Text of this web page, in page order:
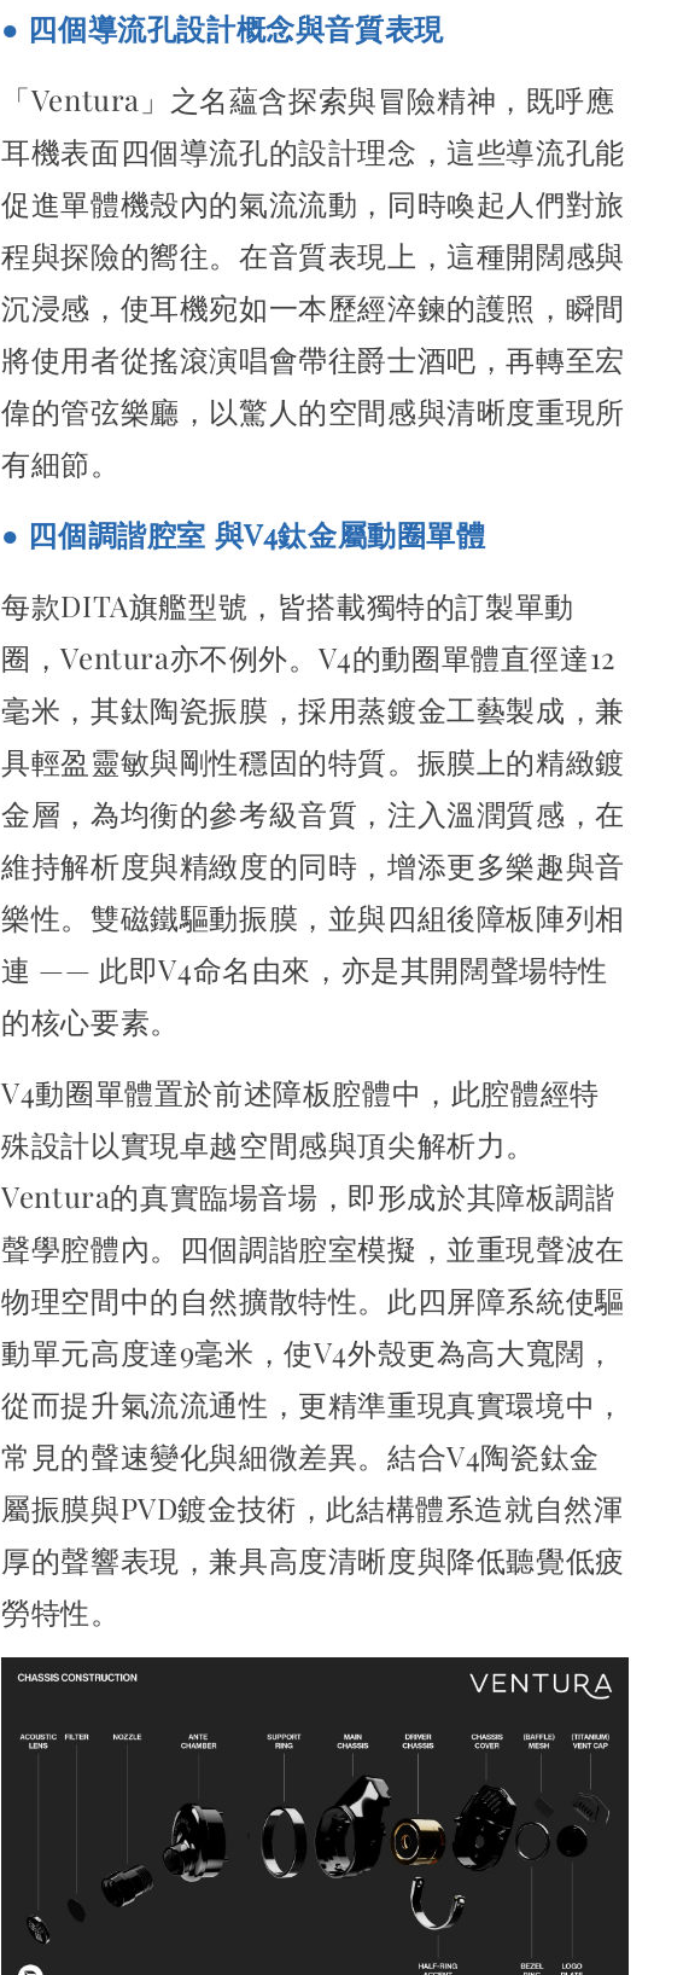
● 四個導流孔設計概念與音質表現
「Ventura」之名蘊含探索與冒險精神，既呼應
耳機表面四個導流孔的設計理念，這些導流孔能
促進單體機殼內的氣流流動，同時喚起人們對旅
程與探險的嚮往。 在音質表現上，這種開闊感與
沉浸感，使耳機宛如一本歷經淬鍊的護照， 瞬間
將使用者從搖滾演唱會帶往爵士酒吧，再轉至宏
偉的管弦樂廳， 以驚人的空間感與清晰度重現所
有細節。
● 四個調諧腔室 與V4鈦金屬動圈單體
每款DITA旗艦型號，皆搭載獨特的訂製單動
圈，Ventura亦不例外。 V4的動圈單體直徑達12
毫米，其鈦陶瓷振膜，採用蒸鍍金工藝製成，兼
具輕盈靈敏與剛性穩固的特質。 振膜上的精緻鍍
金層，為均衡的參考級音質，注入溫潤質感，在
維持解析度與精緻度的同時，增添更多樂趣與音
樂性。 雙磁鐵驅動振膜，並與四組後障板陣列相
連 —— 此即V4命名由來， 亦是其開闊聲場特性
的核心要素。
V4動圈單體置於前述障板腔體中，此腔體經特
殊設計以實現卓越空間感與頂尖解析力。
Ventura的真實臨場音場，即形成於其障板調諧
聲學腔體內。
四個調諧腔室模擬，並重現聲波在
物理空間中的自然擴散特性。 此四屏障系統使驅
動單元高度達9毫米，使V4外殼更為高大寬闊，
從而提升氣流流通性，更精準重現真實環境中，
常見的聲速變化與細微差異。 結合V4陶瓷鈦金
屬振膜與PVD鍍金技術，此結構體系造就自然渾
厚的聲響表現，兼具高度清晰度與降低聽覺低疲
勞特性。